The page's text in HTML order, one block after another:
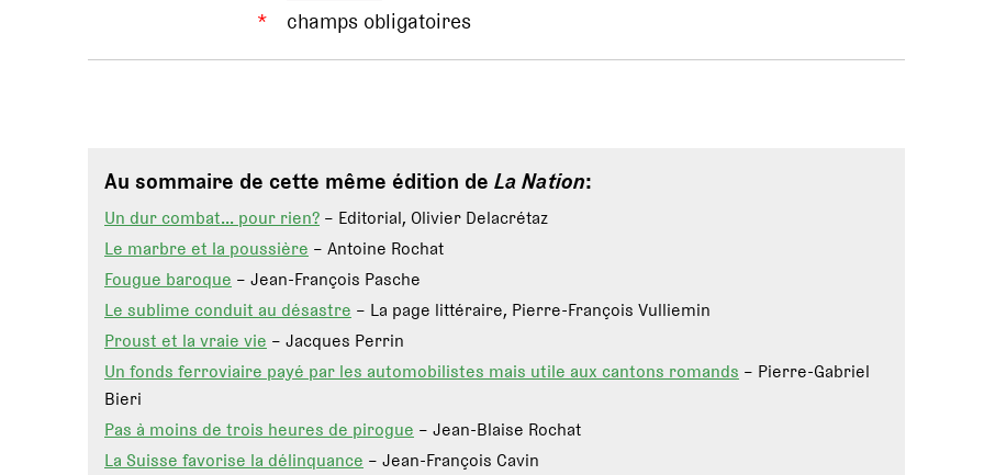
* champs obligatoires
Au sommaire de cette même édition de La Nation:
Un dur combat… pour rien? – Editorial, Olivier Delacrétaz
Le marbre et la poussière – Antoine Rochat
Fougue baroque – Jean-François Pasche
Le sublime conduit au désastre – La page littéraire, Pierre-François Vulliemin
Proust et la vraie vie – Jacques Perrin
Un fonds ferroviaire payé par les automobilistes mais utile aux cantons romands – Pierre-Gabriel
Bieri
Pas à moins de trois heures de pirogue – Jean-Blaise Rochat
La Suisse favorise la délinquance – Jean-François Cavin